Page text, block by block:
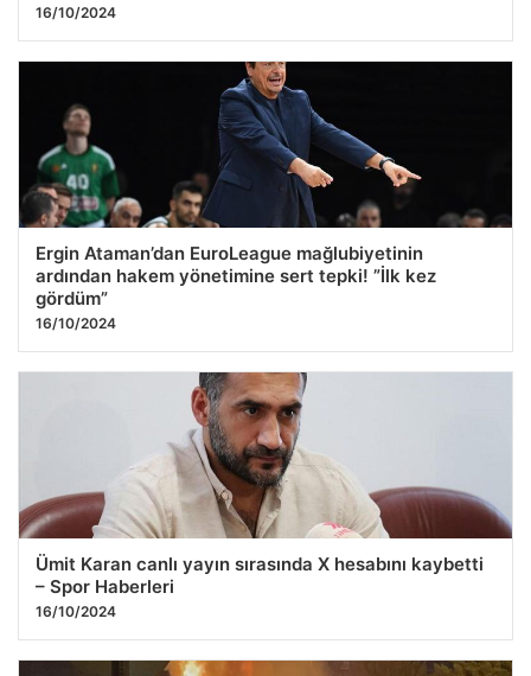
16/10/2024
Ergin Ataman’dan EuroLeague mağlubiyetinin
ardından hakem yönetimine sert tepki! ”İlk kez
gördüm”
16/10/2024
Ümit Karan canlı yayın sırasında X hesabını kaybetti
– Spor Haberleri
16/10/2024